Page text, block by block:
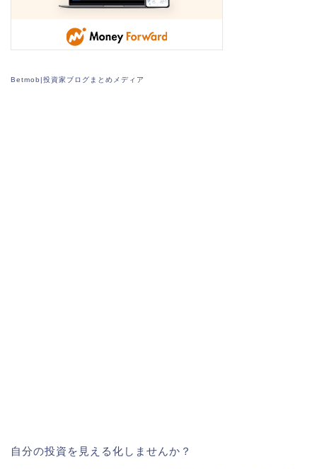
Betmob|投資家ブログまとめメディア
自分の投資を見える化しませんか？